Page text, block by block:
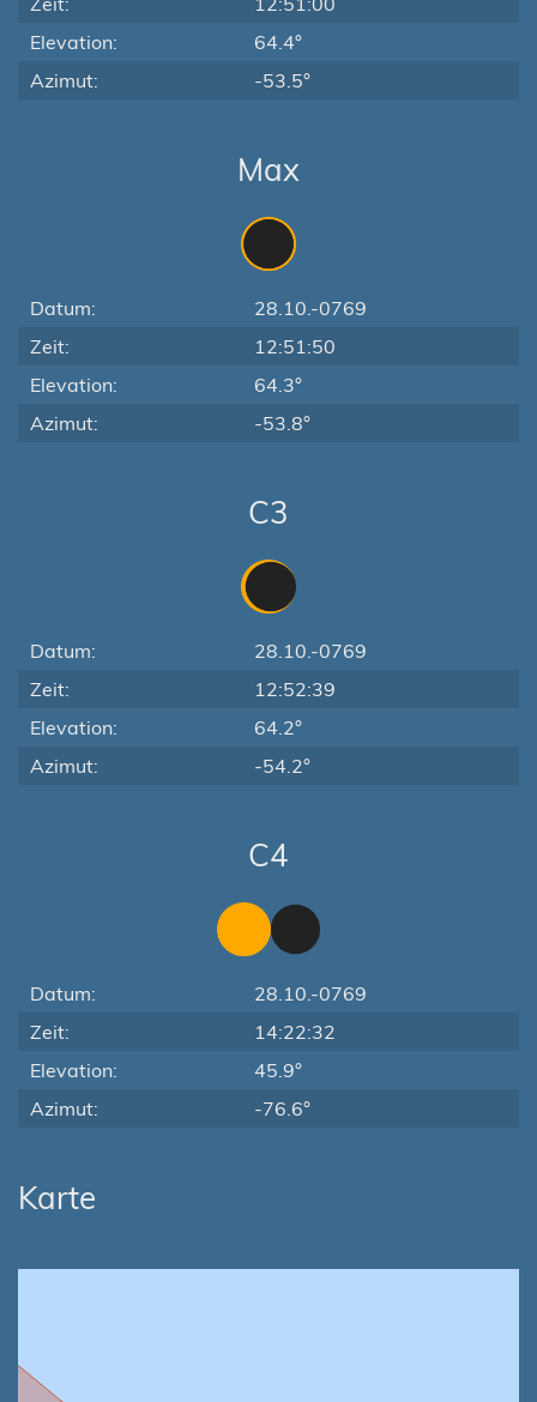
Elevation:
64.4°
Azimut:
-53.5°
Max
Datum:
28.10.-0769
Zeit:
12:51:50
Elevation:
64.3°
Azimut:
-53.8°
C3
Datum:
28.10.-0769
Zeit:
12:52:39
Elevation:
64.2°
Azimut:
-54.2°
C4
Datum:
28.10.-0769
Zeit:
14:22:32
Elevation:
45.9°
Azimut:
-76.6°
Karte